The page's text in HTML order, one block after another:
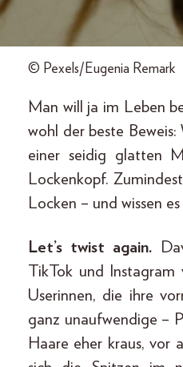
© Pexels/Eugenia Remark
Man will ja im Leben
wohl der beste
einer seidig glatten
Lockenkopf.
Locken – und wissen
Let’s twist again.
TikTok und
Userinnen, die ihre
ganz unaufwendige –
Haare eher kraus, vor